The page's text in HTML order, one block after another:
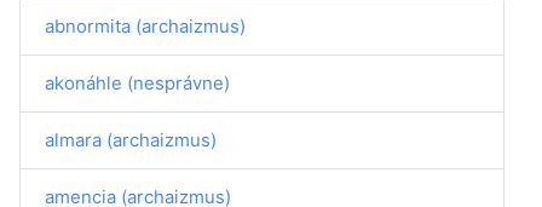
abnormita (archaizmus)
akonáhle (nesprávne)
almara (archaizmus)
amencia (archaizmus)